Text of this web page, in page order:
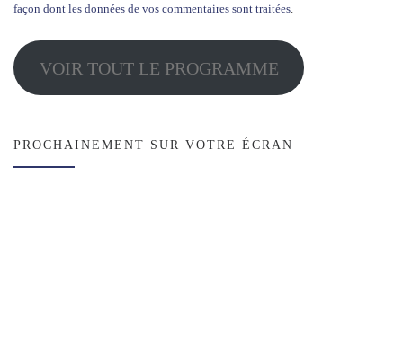
façon dont les données de vos commentaires sont traitées.
VOIR TOUT LE PROGRAMME
PROCHAINEMENT SUR VOTRE ÉCRAN